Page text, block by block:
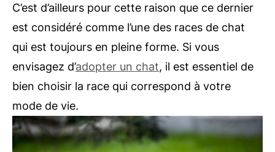
C’est d’ailleurs pour cette raison que ce dernier
est considéré comme l’une des races de chat
qui est toujours en pleine forme. Si vous
envisagez d’adopter un chat, il est essentiel de
bien choisir la race qui correspond à votre
mode de vie.